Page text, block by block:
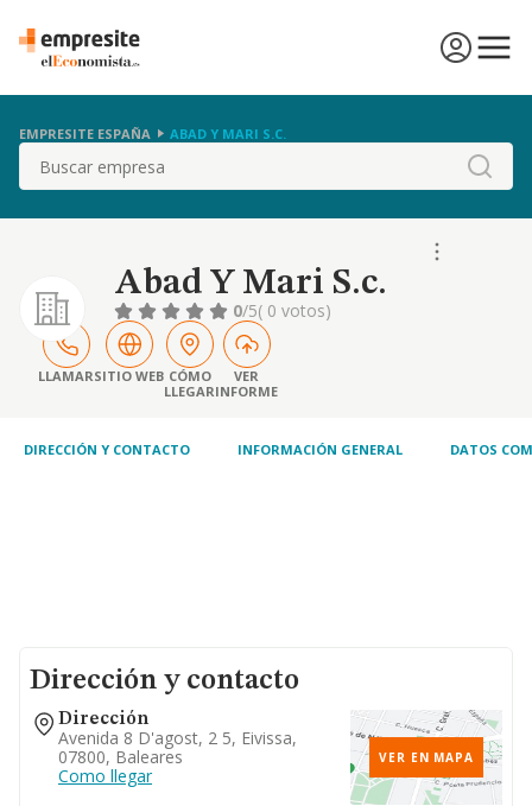
EMPRESITE ESPAÑA ABAD Y MARI S.C.
Buscar
Abad Y Mari S.c.
0/5( 0 votos)
LLAMARSITIO WEB CÓMO
LLEGAR
VER
INFORME
DIRECCIÓN Y CONTACTO INFORMACIÓN GENERAL DATOS
Dirección y contacto
Dirección
Avenida 8 D'agost, 2 5, Eivissa,
07800, Baleares
Como llegar
VER EN MAPA